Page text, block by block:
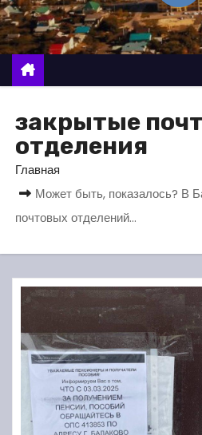
о
м
у
закрытые
отделения
Главная
Может быть, показалось? В
почтовых отделений…